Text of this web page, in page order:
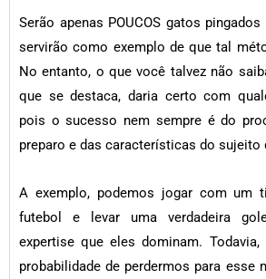
Serão apenas POUCOS gatos
servirão como exemplo de que tal
No entanto, o que você talvez não
que se destaca, daria certo com
pois o sucesso nem sempre é do
preparo e das características do sujeito
A exemplo, podemos jogar com um
futebol e levar uma verdadeira
expertise que eles dominam.
probabilidade de perdermos para esse